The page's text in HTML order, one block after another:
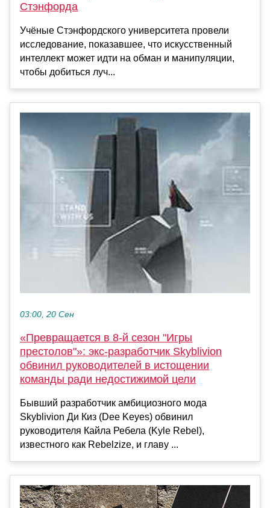
Стэнфорда
Учёные Стэнфордского университета провели
исследование, показавшее, что искусственный
интеллект может идти на обман и манипуляции,
чтобы добиться луч...
03:00, 20 Сен
«Превращается в 8-й сезон "Игры
престолов"»: экс-разработчик Skyblivion
обвинил руководителей в истощении
команды ради недостижимой цели
Бывший разработчик амбициозного мода
Skyblivion Ди Киз (Dee Keyes) обвинил
руководителя Кайла Ребела (Kyle Rebel),
известного как Rebelzize, и главу ...